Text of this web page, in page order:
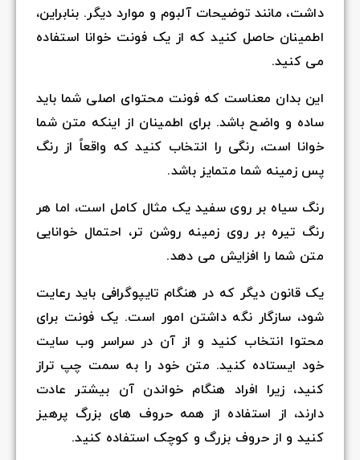
داشت، مانند توضیحات آلبوم و موارد دیگر. بنابراین،
اطمینان حاصل کنید که از یک فونت خوانا استفاده
می کنید.
این بدان معناست که فونت محتوای اصلی شما باید
ساده و واضح باشد. برای اطمینان از اینکه متن شما
خوانا است، رنگی را انتخاب کنید که واقعاً از رنگ
پس زمینه شما متمایز باشد.
رنگ سیاه بر روی سفید یک مثال کامل است، اما هر
رنگ تیره بر روی زمینه روشن تر، احتمال خوانایی
متن شما را افزایش می دهد.
یک قانون دیگر که در هنگام تایپوگرافی باید رعایت
شود، سازگار نگه داشتن امور است. یک فونت برای
محتوا انتخاب کنید و از آن در سراسر وب سایت
خود ایستاده کنید. متن خود را به سمت چپ تراز
کنید، زیرا افراد هنگام خواندن آن بیشتر عادت
دارند، از استفاده از همه حروف های بزرگ پرهیز
کنید و از حروف بزرگ و کوچک استفاده کنید.